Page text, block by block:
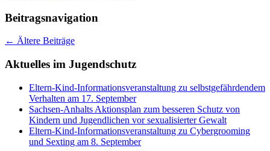
Beitragsnavigation
← Ältere Beiträge
Aktuelles im Jugendschutz
Eltern-Kind-Informationsveranstaltung zu selbstgefährdendem
Verhalten am 17. September
Sachsen-Anhalts Aktionsplan zum besseren Schutz von
Kindern und Jugendlichen vor sexualisierter Gewalt
Eltern-Kind-Informationsveranstaltung zu Cybergrooming
und Sexting am 8. September